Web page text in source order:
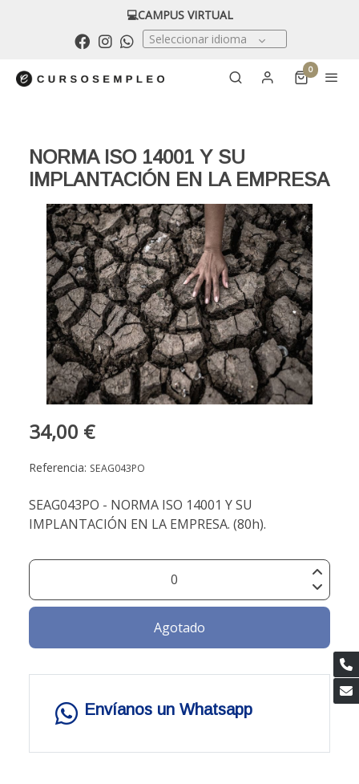
💻CAMPUS VIRTUAL
Seleccionar idioma
0
NORMA ISO 14001 Y SU
IMPLANTACIÓN EN LA EMPRESA
34,00 €
Referencia: SEAG043PO
SEAG043PO - NORMA ISO 14001 Y SU
IMPLANTACIÓN EN LA EMPRESA. (80h).
Agotado
Envíanos un Whatsapp